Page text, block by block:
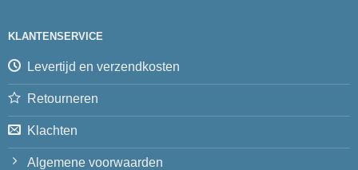
KLANTENSERVICE
Levertijd en verzendkosten
Retourneren
Klachten
Algemene voorwaarden